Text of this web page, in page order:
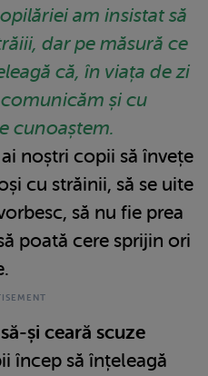
am insistat să
dar pe măsură ce
că, în viața de zi
și cu
cunoaștem.
noștri copii să învețe
cu străinii, să se uite
să nu fie prea
poată cere sprijin ori
și ceară scuze
încep să înțeleagă